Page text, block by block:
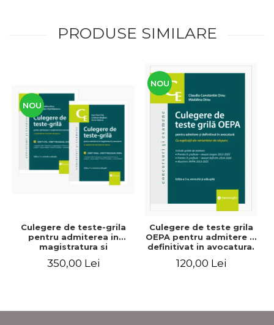
PRODUSE SIMILARE
NOU
Culegere de teste-grila
pentru admiterea in
magistratura si
revizuita si adaugita -
350,00 Lei
NOU
Culegere de teste grila
OEPA pentru admitere si
definitivat in avocatura.
variantelor de raspuns.
120,00 Lei